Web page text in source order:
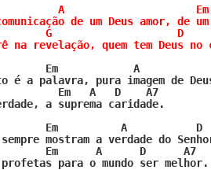
de um Deus amor, de
na revelação, quem tem Deus no
Em            A
é a palavra, pura imagem de
Em   A   D    A7
a suprema caridade.
Em          A
mostram a verdade do
Em      A      D
para o mundo ser melhor.